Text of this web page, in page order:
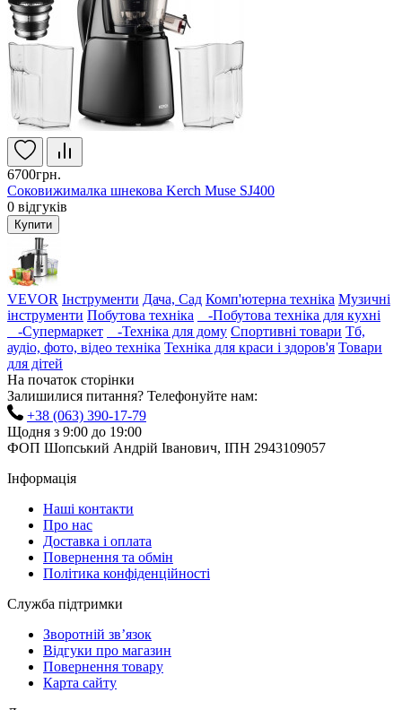
6700грн.
Соковижималка шнекова Kerch Muse SJ400
0 відгуків
Купити
VEVOR Інструменти Дача, Сад Комп'ютерна техніка Музичні
інструменти Побутова техніка
-Побутова техніка для кухні
-Супермаркет
-Техніка для дому Спортивні товари Тб,
аудіо, фото, відео техніка Техніка для краси і здоров'я Товари
для дітей
На початок сторінки
Залишилися питання? Телефонуйте нам:
+38 (063) 390-17-79
Щодня з 9:00 до 19:00
ФОП Шопський Андрій Іванович, ІПН 2943109057
Інформація
Наші контакти
Про нас
Доставка і оплата
Повернення та обмін
Політика конфіденційності
Служба підтримки
Зворотній зв’язок
Відгуки про магазин
Повернення товару
Карта сайту